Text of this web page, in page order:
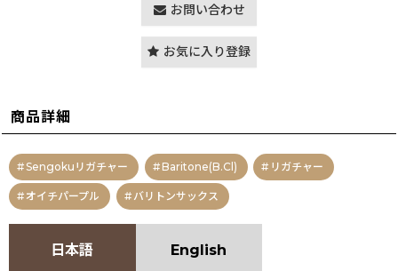
お問い合わせ
お気に入り登録
商品詳細
Sengokuリガチャー Baritone(B.Cl) リガチャー
オイチパープル バリトンサックス
日本語 English